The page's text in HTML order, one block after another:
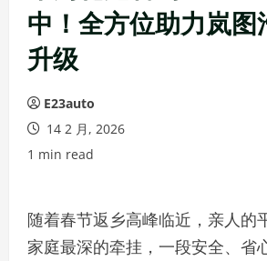
中！全方位助力岚图
升级
E23auto
14 2 月, 2026
1 min read
随着春节返乡高峰临近，亲人的
家庭最深的牵挂，一段安全、省